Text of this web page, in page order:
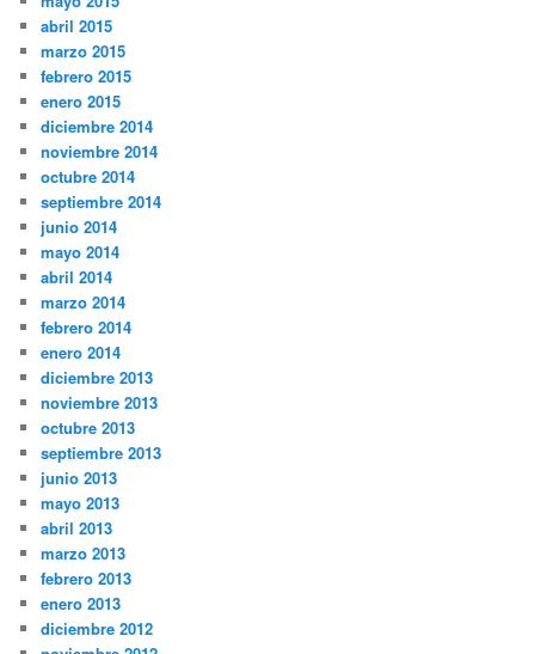
abril 2015
marzo 2015
febrero 2015
enero 2015
diciembre 2014
noviembre 2014
octubre 2014
septiembre 2014
junio 2014
mayo 2014
abril 2014
marzo 2014
febrero 2014
enero 2014
diciembre 2013
noviembre 2013
octubre 2013
septiembre 2013
junio 2013
mayo 2013
abril 2013
marzo 2013
febrero 2013
enero 2013
diciembre 2012